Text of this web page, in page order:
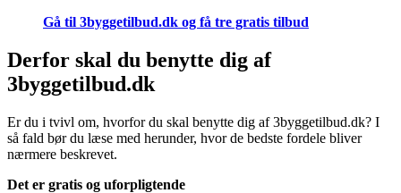
Gå til 3byggetilbud.dk og få tre gratis tilbud
Derfor skal du benytte dig af
3byggetilbud.dk
Er du i tvivl om, hvorfor du skal benytte dig af 3byggetilbud.dk? I
så fald bør du læse med herunder, hvor de bedste fordele bliver
nærmere beskrevet.
Det er gratis og uforpligtende